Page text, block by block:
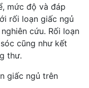
mức độ và đáp
rối loạn giấc ngủ
cứu. Rối loạn
cũng như kết
thư.
giấc ngủ trên